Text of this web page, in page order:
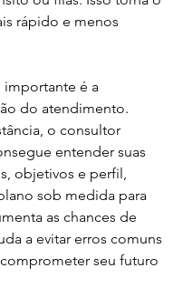
rápido e menos
é a
do atendimento.
o consultor
entender suas
objetivos e perfil,
sob medida para
as chances de
a evitar erros comuns
seu futuro